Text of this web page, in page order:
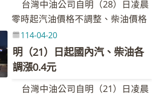
業點公告為準。(亞鄰油價資訊請參
考全球資訊網
https://www.cpc.com.tw產品與服
務--產品價格與資訊--亞鄰各國比較
表) 台灣中油股份有限公司 發言
人：林珂如發言人 聯絡電話：02-
整國內油價，並持續以亞鄰國家最
低價及平穩措施運作，協助穩定國
內油價，114年累計至4月底止，台
灣中油共吸收約41.16億元。調價後
各式油品參考零售價格調幅及調整
金額如附表，實際零售價格以各營
後國際價格下跌時再行回補；另經
核算，114年截至3月底液化石油氣
政策性吸收金額約40億元。 台灣
中油股份有限公司 發言人：林珂如
發言人 聯絡電話：02-87258125、
0921-855-697 Email：
收金額逾4,300億元，114年截至3
月底政策性吸收金額計約75億元。
為持續穩定國內物價，台灣中油5月
份各類用戶氣價均不調整，用戶氣
價仍低於成本部份，由台灣中油暫
市場行情變化並滾動檢討。至各用
台灣中油公司自明（28）日凌晨
零時起汽油價格不調整、柴油價格
調漲0.2元，參考零售價格分別為92
無鉛汽油每公升28.3元、95無鉛汽
油每公升29.8元、98無鉛汽油每公
元。 台灣中油表示，本週受美國
明（21）日起國內汽、柴油各
調漲0.4元
114-04-20
台灣中油公司自明（21）日凌晨